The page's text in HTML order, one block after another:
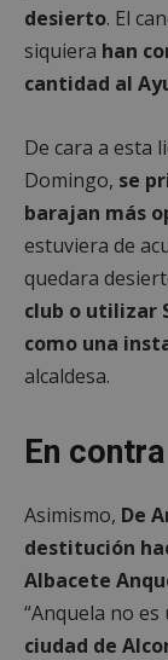
desierto. El
siquiera han
cantidad al
De cara a esta
Domingo, se
barajan más
estuviera de
quedara
club o utilizar
como una
alcaldesa.
En
Asimismo, De
destitución
Albacete
“Anquela no
ciudad de
Las
El sitio